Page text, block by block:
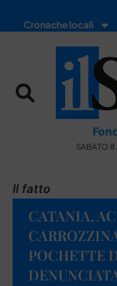
Cronache locali
SABATO
Il fatto
CATANIA,
POCHETTE